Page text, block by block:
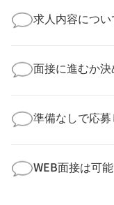
業様に個人情
より詳細な求
求人内容につ
してお答えい
勤務体制や職
す！
面接に進むか
積極的に受け
の様子を見る
ださい！
準備なしで応
まで、一から
たばかり」「
WEB面接は可